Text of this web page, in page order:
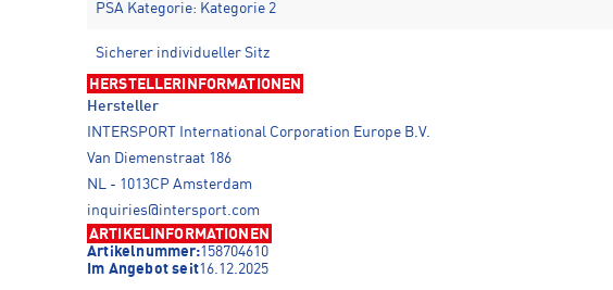
PSA Kategorie: Kategorie 2
Sicherer individueller Sitz
HERSTELLERINFORMATIONEN
Hersteller
INTERSPORT International Corporation Europe B.V.
Van Diemenstraat 186
NL - 1013CP Amsterdam
inquiries@intersport.com
ARTIKELINFORMATIONEN
Artikelnummer:158704610
Im Angebot seit16.12.2025